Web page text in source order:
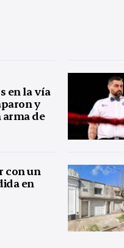
en la vía
y
de
con un
en